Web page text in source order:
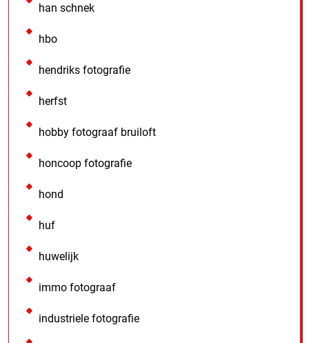
han schnek
hbo
hendriks fotografie
herfst
hobby fotograaf bruiloft
honcoop fotografie
hond
huf
huwelijk
immo fotograaf
industriele fotografie